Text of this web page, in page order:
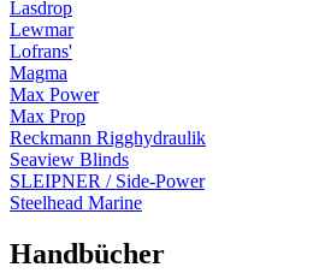
Lasdrop
Lewmar
Lofrans'
Magma
Max Power
Max Prop
Reckmann Rigghydraulik
Seaview Blinds
SLEIPNER / Side-Power
Steelhead Marine
Handbücher